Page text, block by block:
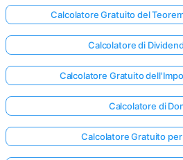
Calcolatore Gratuito del
Calcolatore di
Calcolatore Gratuito
Calcolatore di
Calcolatore Gratuito